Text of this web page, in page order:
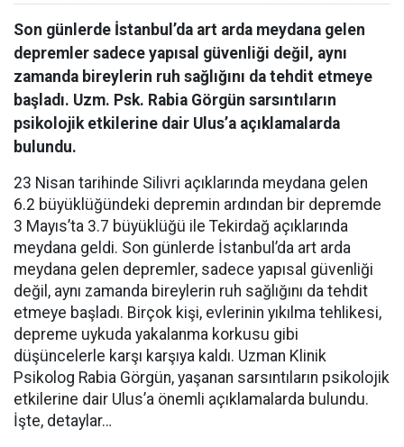
Son günlerde İstanbul’da art arda meydana gelen
depremler sadece yapısal güvenliği değil, aynı
zamanda bireylerin ruh sağlığını da tehdit etmeye
başladı. Uzm. Psk. Rabia Görgün sarsıntıların
psikolojik etkilerine dair Ulus’a açıklamalarda
bulundu.
23 Nisan tarihinde Silivri açıklarında meydana gelen
6.2 büyüklüğündeki depremin ardından bir depremde
3 Mayıs’ta 3.7 büyüklüğü ile Tekirdağ açıklarında
meydana geldi. Son günlerde İstanbul’da art arda
meydana gelen depremler, sadece yapısal güvenliği
değil, aynı zamanda bireylerin ruh sağlığını da tehdit
etmeye başladı. Birçok kişi, evlerinin yıkılma tehlikesi,
depreme uykuda yakalanma korkusu gibi
düşüncelerle karşı karşıya kaldı. Uzman Klinik
Psikolog Rabia Görgün, yaşanan sarsıntıların psikolojik
etkilerine dair Ulus’a önemli açıklamalarda bulundu.
İşte, detaylar…